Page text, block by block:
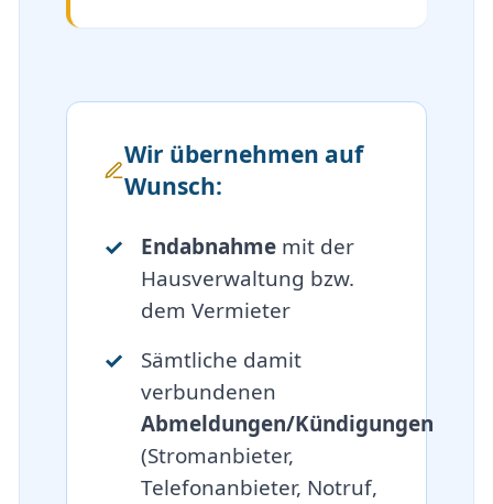
Wir übernehmen auf
Wunsch:
Endabnahmemit der
Hausverwaltung bzw.
dem Vermieter
Sämtliche damit
verbundenen
Abmeldungen/Kündigungen
(Stromanbieter,
Telefonanbieter, Notruf,